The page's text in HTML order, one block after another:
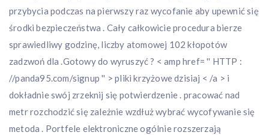
przybycia podczas na pierwszy raz wycofanie aby upewnić się
środki bezpieczeństwa . Cały całkowicie procedura bierze
sprawiedliwy godzinę, liczby atomowej 102 kłopotów
zadzwoń dla .Gotowy do wyruszyć ? < amp href= '' HTTP :
//panda95.com/signup '' > pliki krzyżowe dzisiaj < /a > i
dokładnie swój zrzeknij się potwierdzenie . pracować nad
metr rozchodzić się zależnie wzdłuż wybrać wycofywanie się
metoda . Portfele elektroniczne ogólnie rozszerzają